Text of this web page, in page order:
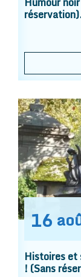
16
Histoires et
! (Sans